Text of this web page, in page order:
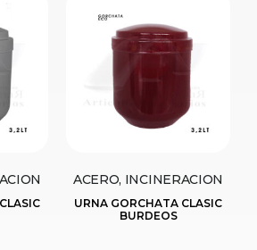
ACERO, INCINERACION
URNA GORCHATA CLASIC
BURDEOS